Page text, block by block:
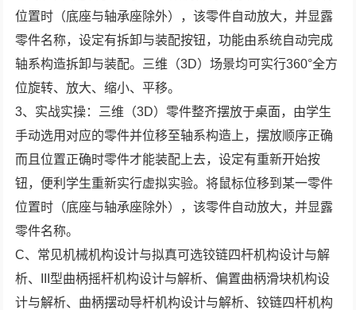
位置时（底座与轴承座除外），该零件自动放大，并显露
零件名称，设定有拆卸与装配按钮，功能由系统自动完成
轴系构造拆卸与装配。三维（3D）场景均可实行360°全方
位旋转、放大、缩小、平移。
3、实战实操：三维（3D）零件整齐摆放于桌面，由学生
手动选用对应的零件并位移至轴系构造上，摆放顺序正确
而且位置正确时零件才能装配上去，设定有重新开始按
钮，便利学生重新实行虚拟实验。将鼠标位移到某一零件
位置时（底座与轴承座除外），该零件自动放大，并显露
零件名称。
C、常见机械机构设计与拟真可选铰链四杆机构设计与解
析、III型曲柄摇杆机构设计与解析、偏置曲柄滑块机构设
计与解析、曲柄摆动导杆机构设计与解析、铰链四杆机构